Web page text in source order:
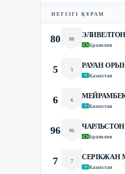
НЕГІЗГІ ҚҰРАМ
80 80
Бразилия
5 5
РАУАН
Казахстан
6 6
Казахстан
96 96
Бразилия
7 7
СЕРІКЖАН
Казахстан